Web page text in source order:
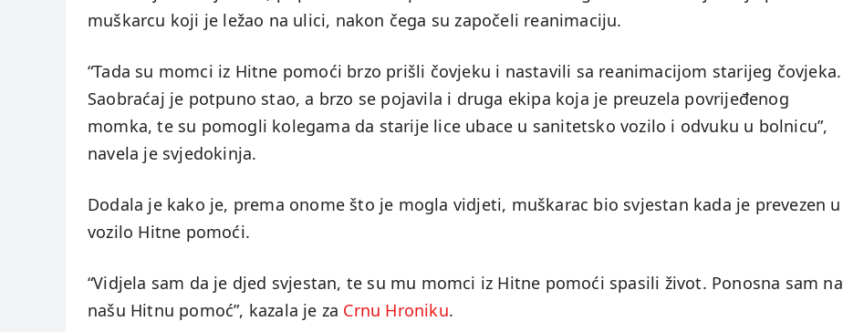
muškarcu koji je ležao na ulici, nakon čega su započeli reanimaciju.
“Tada su momci iz Hitne pomoći brzo prišli čovjeku i nastavili sa reanimacijom starijeg čovjeka.
Saobraćaj je potpuno stao, a brzo se pojavila i druga ekipa koja je preuzela povrijeđenog
momka, te su pomogli kolegama da starije lice ubace u sanitetsko vozilo i odvuku u bolnicu”,
navela je svjedokinja.
Dodala je kako je, prema onome što je mogla vidjeti, muškarac bio svjestan kada je prevezen u
vozilo Hitne pomoći.
“Vidjela sam da je djed svjestan, te su mu momci iz Hitne pomoći spasili život. Ponosna sam na
našu Hitnu pomoć”, kazala je za Crnu Hroniku.